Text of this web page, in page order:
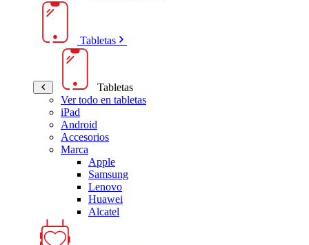
Tabletas
Tabletas
Ver todo en tabletas
iPad
Android
Accesorios
Marca
Apple
Samsung
Lenovo
Huawei
Alcatel